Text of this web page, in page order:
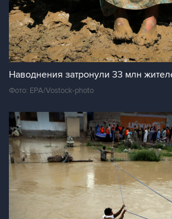
Наводнения затронули 33 млн
Фото: EPA/Vostock-photo